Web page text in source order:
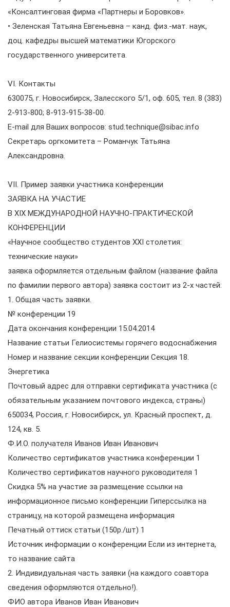
«Консалтинговая фирма «Партнеры и Боровков».
• Зеленская Татьяна Евгеньевна – канд. физ.-мат. наук,
доц. кафедры высшей математики Югорского
государственного университета.
VI. Контакты
630075, г. Новосибирск, Залесского 5/1, оф. 605, тел. 8 (383)
2-913-800; 8-913-915-38-00.
E-mail для Ваших вопросов: stud.technique@sibac.info
Секретарь оргкомитета – Романчук Татьяна
Александровна.
VII. Пример заявки участника конференции
ЗАЯВКА НА УЧАСТИЕ
В XIX МЕЖДУНАРОДНОЙ НАУЧНО-ПРАКТИЧЕСКОЙ
КОНФЕРЕНЦИИ
«Научное сообщество студентов XXI столетия:
технические науки»
заявка оформляется отдельным файлом (название файла
по фамилии первого автора) заявка состоит из 2-х частей:
1. Общая часть заявки.
№ конференции 19
Дата окончания конференции 15.04.2014
Название статьи Гелиосистемы горячего водоснабжения
Номер и название секции конференции Секция 18.
Энергетика
Почтовый адрес для отправки сертификата участника (с
обязательным указанием почтового индекса, страны)
650034, Россия, г. Новосибирск, ул. Красный проспект, д.
124, кв. 5.
Ф.И.О. получателя Иванов Иван Иванович
Количество сертификатов участника конференции 1
Количество сертификатов научного руководителя 1
Скидка 5% на участие за размещение ссылки на
информационное письмо конференции Гиперссылка на
страницу, на которой размещена информация
Печатный оттиск статьи (150р./шт) 1
Источник информации о конференции Если из интернета,
то название сайта
2. Индивидуальная часть заявки (на каждого соавтора
сведения оформляются отдельно!).
ФИО автора Иванов Иван Иванович